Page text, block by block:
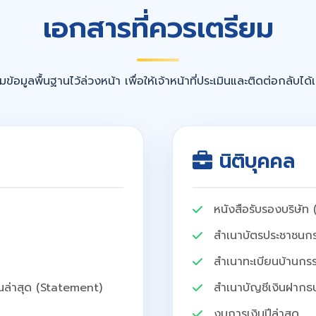
เอกสารที่ควรเตรียม
ข้อมูลพื้นฐานไว้ล่วงหน้า เพื่อให้เจ้าหน้าที่ประเมินและติดต่อกลับได้
ล่าสุด (Statement)
นิติบุคคล
หนังสือรับรองบริษัท
สำเนาบัตรประชาชน
สำเนาทะเบียนบ้านก
สำเนาบัญชีเงินฝาก